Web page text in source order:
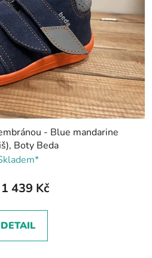
- Blue mandarine
Boty Beda
1 439 Kč
DETAIL